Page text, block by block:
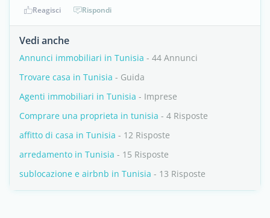
Reagisci Rispondi
Vedi anche
Annunci immobiliari in Tunisia - 44 Annunci
Trovare casa in Tunisia - Guida
Agenti immobiliari in Tunisia - Imprese
Comprare una proprieta in tunisia - 4 Risposte
affitto di casa in Tunisia - 12 Risposte
arredamento in Tunisia - 15 Risposte
sublocazione e airbnb in Tunisia - 13 Risposte